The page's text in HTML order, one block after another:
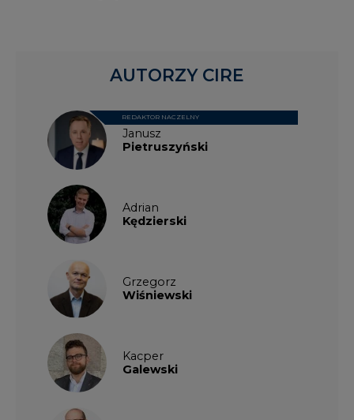
Janusz
Pietruszyński
REDAKTOR NACZELNY
Adrian
Kędzierski
Grzegorz
Wiśniewski
Kacper
Galewski
AUTORZY CIRE